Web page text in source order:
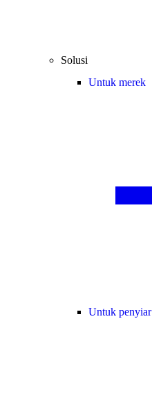
Solusi
Untuk merek
Untuk penyiar